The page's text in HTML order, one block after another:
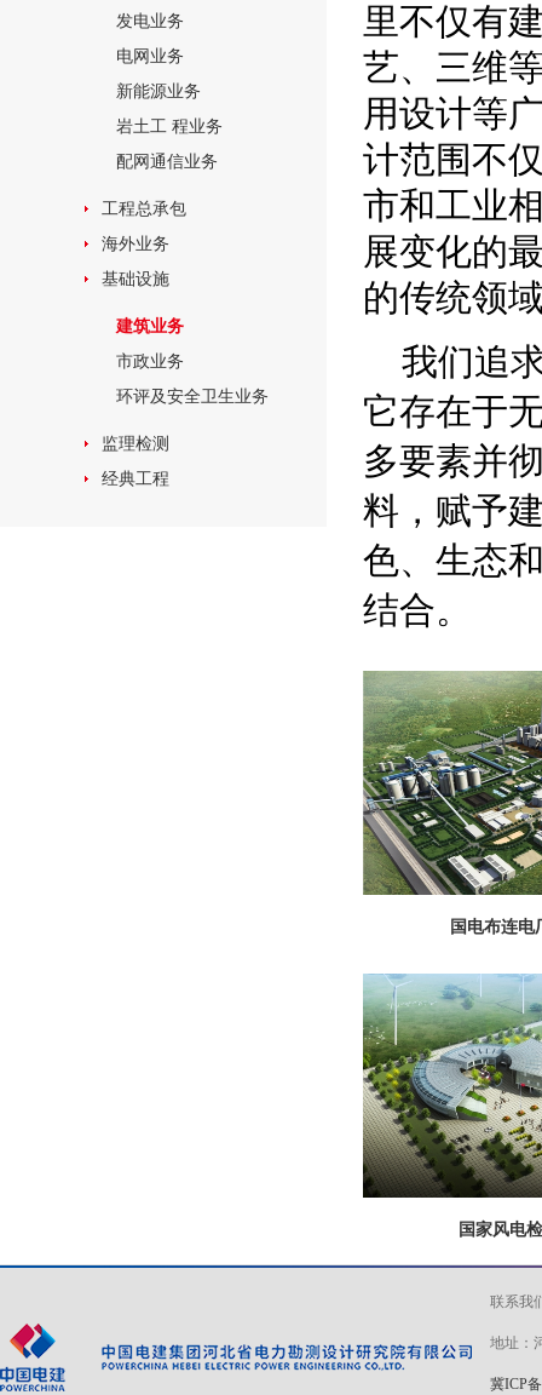
发电业务
电网业务
新能源业务
岩土工 程业务
配网通信业务
工程总承包
海外业务
基础设施
建筑业务
市政业务
环评及安全卫生业务
监理检测
经典工程
里不仅有
艺、三维
用设计等
计范围不
市和工业
展变化的
的传统领
我们追
它存在于
多要素并
料，赋予
色、生态
结合。
国电布连电
国家风电
联系我
地址：
冀ICP